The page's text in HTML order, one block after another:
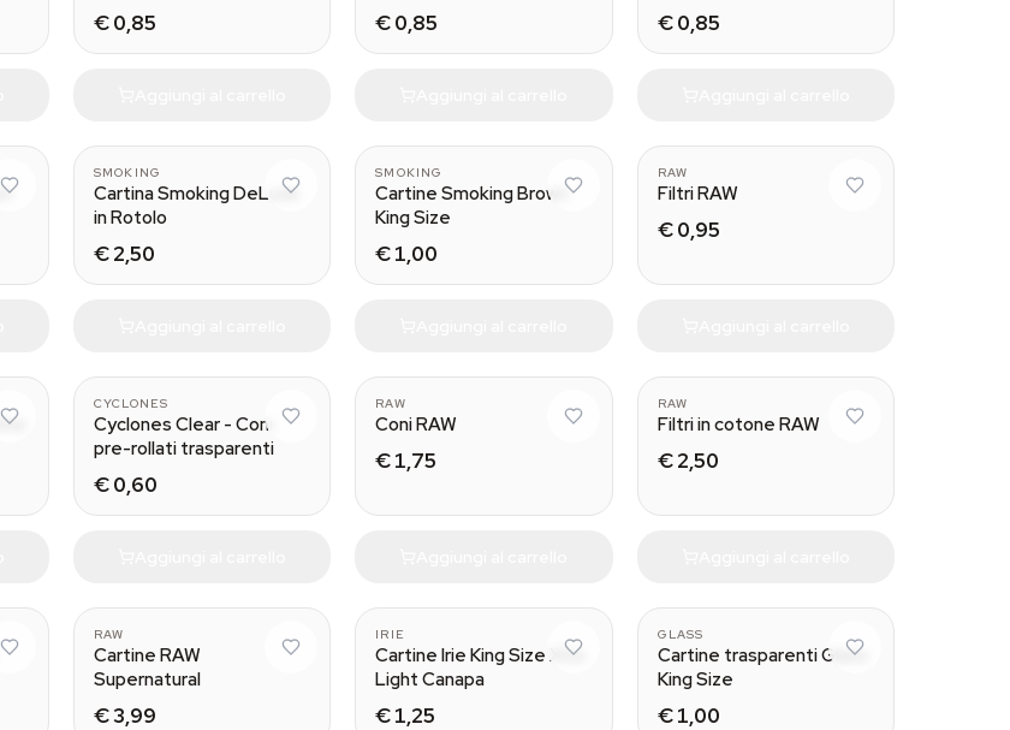
€ 0,85 € 0,85 € 0,85
SMOKING
Cartina Smoking DeLuxe
in Rotolo
€ 2,50
SMOKING
Cartine Smoking Brown
King Size
€ 1,00
RAW
Filtri RAW
€ 0,95
CYCLONES
Cyclones Clear - Coni
pre-rollati trasparenti
€ 0,60
RAW
Coni RAW
€ 1,75
RAW
Filtri in cotone RAW
€ 2,50
RAW
Cartine RAW
Supernatural
€ 3,99
IRIE
Cartine Irie King Size Xtra
Light Canapa
€ 1,25
GLASS
Cartine trasparenti Glass
King Size
€ 1,00